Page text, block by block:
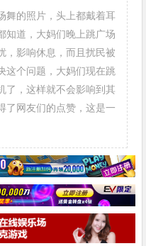
舞的照片，头上都戴着耳
知道，大妈们晚上跳广场
，影响休息，而且扰民被
这个问题，大妈们现在跳
了，这样就不会影响到其
了网友们的点赞，这是一